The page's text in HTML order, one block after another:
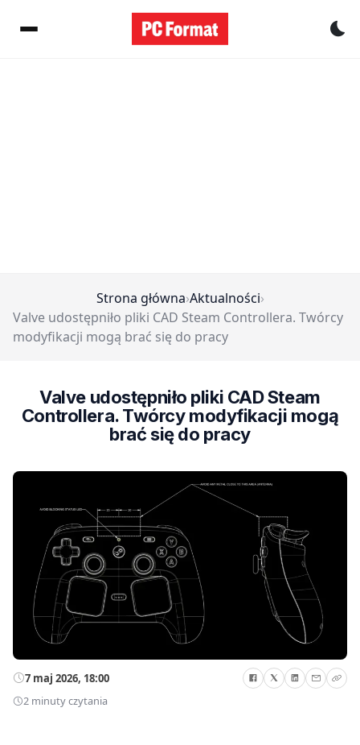
Strona główna›Aktualności›
Valve udostępniło pliki CAD Steam Controllera. Twórcy
modyfikacji mogą brać się do pracy
Valve udostępniło pliki CAD Steam
Controllera. Twórcy modyfikacji mogą
brać się do pracy
7 maj 2026, 18:00
2 minuty czytania